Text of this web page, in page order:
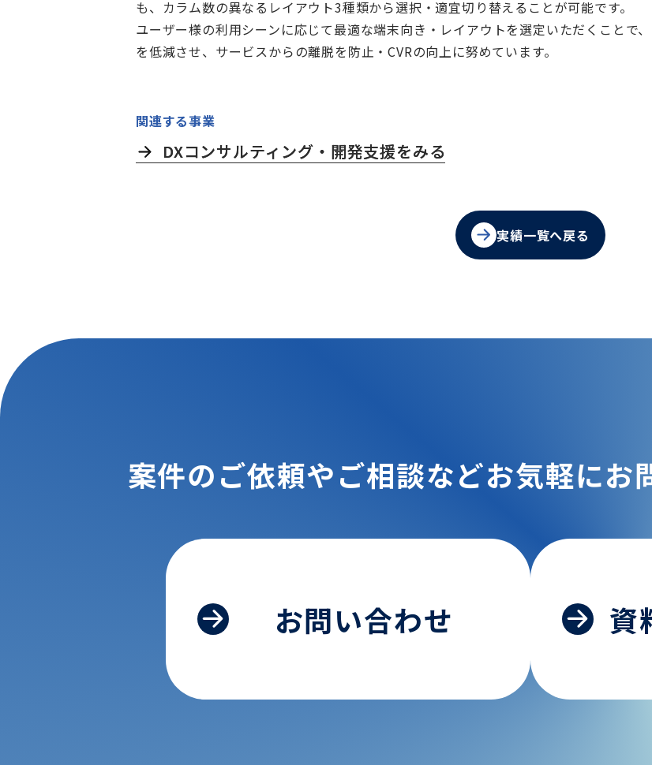
も、カラム数の異なるレイアウト3種類から選択・適宜切り替えることが可能です。
ユーザー様の利用シーンに応じて最適な端末向き・レイアウトを選定いただくことで
を低減させ、サービスからの離脱を防止・CVRの向上に努めています。
関連する事業
DXコンサルティング・開発支援をみる
実績一覧へ戻る
案件のご依頼やご相談などお気軽にお
お問い合わせ 資